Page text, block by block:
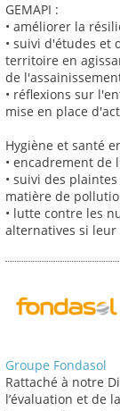
GEMAPI :
• améliorer la
• suivi d'études et
territoire en
de
• réflexions sur
mise en place
Hygiène et santé
• encadrement
• suivi des
matière de
• lutte contre les
alternatives si leur
Groupe Fondasol
Rattaché à notre
l’évaluation et de